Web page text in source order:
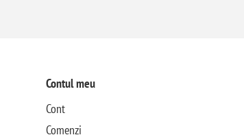
Contul meu
Cont
Comenzi